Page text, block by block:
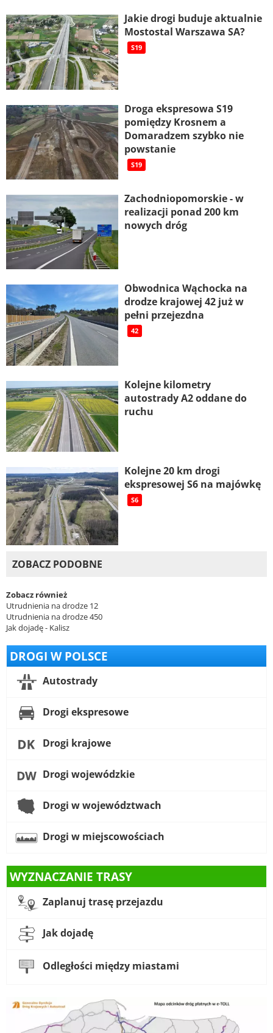
Jakie drogi buduje aktualnie
Mostostal Warszawa SA?
S19
Droga ekspresowa S19
pomiędzy Krosnem a
Domaradzem szybko nie
powstanie
S19
Zachodniopomorskie - w
realizacji ponad 200 km
nowych dróg
Obwodnica Wąchocka na
drodze krajowej 42 już w
pełni przejezdna
42
Kolejne kilometry
autostrady A2 oddane do
ruchu
Kolejne 20 km drogi
ekspresowej S6 na majówkę
S6
ZOBACZ PODOBNE
Zobacz również
Utrudnienia na drodze 12
Utrudnienia na drodze 450
Jak dojadę - Kalisz
DROGI W POLSCE
Autostrady
Drogi ekspresowe
Drogi krajowe
Drogi wojewódzkie
Drogi w województwach
Drogi w miejscowościach
WYZNACZANIE TRASY
Zaplanuj trasę przejazdu
Jak dojadę
Odległości między miastami